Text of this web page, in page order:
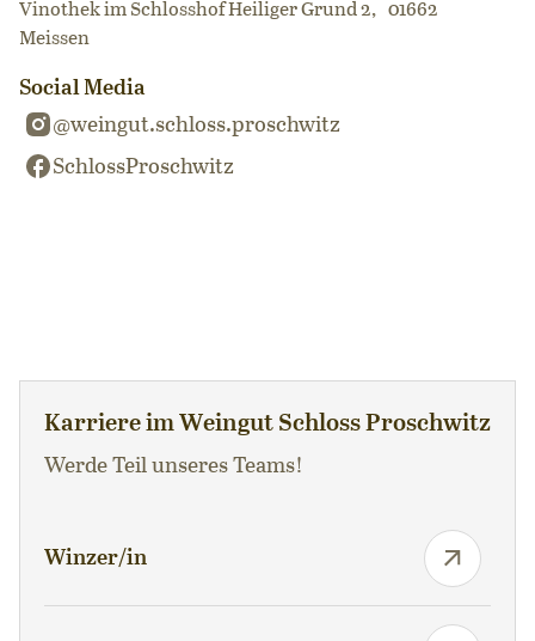
Vinothek im Schlosshof Heiliger Grund 2, 01662
Meissen
Social Media
@weingut.schloss.proschwitz
SchlossProschwitz
Karriere im Weingut Schloss Proschwitz
Werde Teil unseres Teams!
Winzer/in